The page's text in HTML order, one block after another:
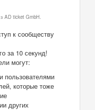
AD ticket GmbH.
к сообществу
за 10 секунд!
могут:
пользователями
которые тоже
других